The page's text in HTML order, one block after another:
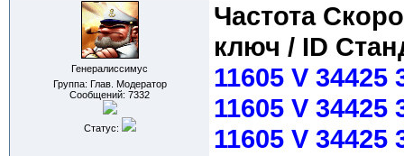
Генералиссимус
Группа: Глав. Модератор
Сообщений: 7332
Статус:
Частота
ключ / ID
11605 V 34425
11605 V 34425
11605 V 34425